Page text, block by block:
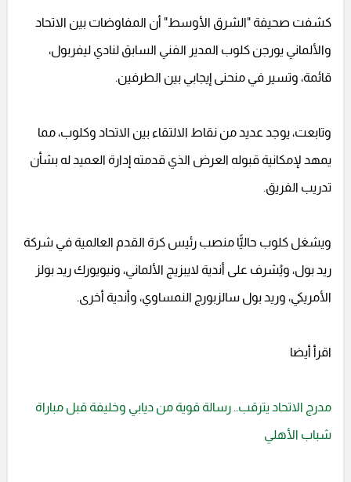
كشفت صحيفة "الشرق الأوسط" أن المفاوضات بين الاتحاد
والألماني يورجن كلوب المدير الفني السابق لنادي ليفربول،
قائمة، وتسير في منحنى إيجابي بين الطرفين.
وتابعت، يوجد عديد من نقاط الالتقاء بين الاتحاد وكلوب، مما
يمهد لإمكانية قبوله العرض الذي قدمته إدارة العميد له بشأن
تدريب الفريق.
ويشغل كلوب حاليًّا منصب رئيس كرة القدم العالمية في شركة
ريد بول، ويُشرف على أندية لايبزيج الألماني، ونيويورك ريد بولز
الأمريكي، وريد بول سالزبورج النمساوي، وأندية أخرى.
اقرأ أيضا
مدرج الاتحاد يترقب.. رسالة قوية من ديابي وخليفة قبل مباراة
شباب الأهلي